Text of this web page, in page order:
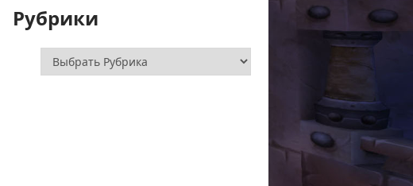
Рубрики
Рубрики